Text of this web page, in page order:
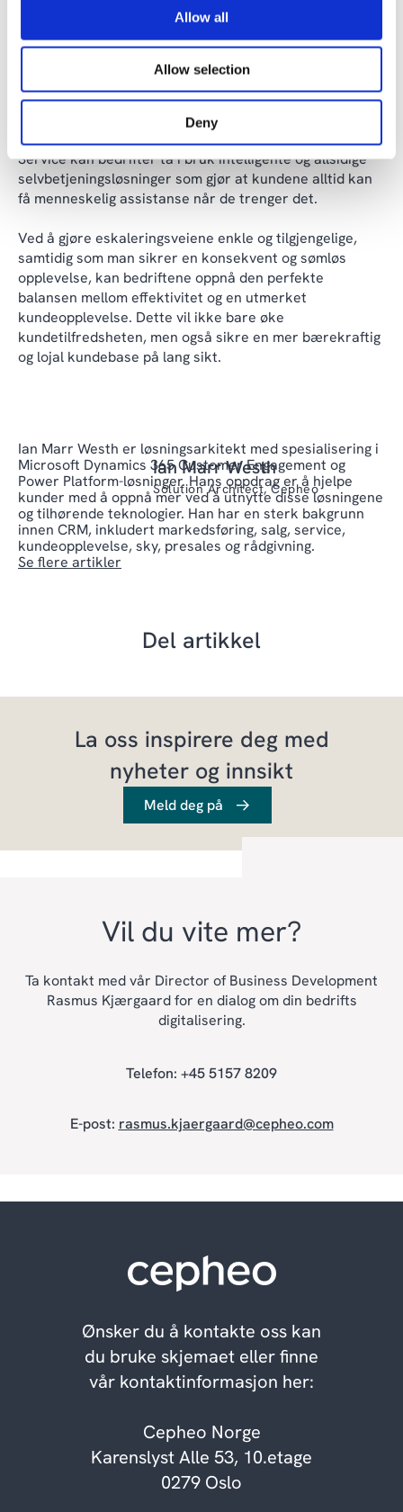
Allow all
Allow selection
Deny
Digitalisering av kundeservice kan utvilsomt være en
vei til økt effektivitet og kostnadsbesparelser for
bedrifter. Men det er avgjørende at denne omstillingen
skjer uten at det går på bekostning av
kundeopplevelsen, og med fokus på å løse kundens
problem. Med Microsoft Dynamics 365 Customer
Service kan bedrifter ta i bruk intelligente og allsidige
selvbetjeningsløsninger som gjør at kundene alltid kan
få menneskelig assistanse når de trenger det.
Ved å gjøre eskaleringsveiene enkle og tilgjengelige,
samtidig som man sikrer en konsekvent og sømløs
opplevelse, kan bedriftene oppnå den perfekte
balansen mellom effektivitet og en utmerket
kundeopplevelse. Dette vil ikke bare øke
kundetilfredsheten, men også sikre en mer bærekraftig
og lojal kundebase på lang sikt.
Ian Marr Westh
Solution Architect, Cepheo
Ian Marr Westh er løsningsarkitekt med spesialisering i
Microsoft Dynamics 365 Customer Engagement og
Power Platform-løsninger. Hans oppdrag er å hjelpe
kunder med å oppnå mer ved å utnytte disse løsningene
og tilhørende teknologier. Han har en sterk bakgrunn
innen CRM, inkludert markedsføring, salg, service,
kundeopplevelse, sky, presales og rådgivning.
Se flere artikler
Del artikkel
La oss inspirere deg med
nyheter og innsikt
Meld deg på
Vil du vite mer?
Ta kontakt med vår Director of Business Development
Rasmus Kjærgaard for en dialog om din bedrifts
digitalisering.
Telefon: +45 5157 8209
E-post: rasmus.kjaergaard@cepheo.com
Ønsker du å kontakte oss kan
du bruke skjemaet eller finne
vår kontaktinformasjon her:
Cepheo Norge
Karenslyst Alle 53, 10.etage
0279 Oslo